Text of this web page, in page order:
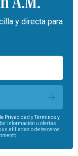
y directa para
Privacidad yTérminos y
información u ofertas
afiliadas o de terceros.